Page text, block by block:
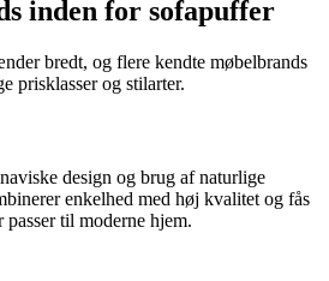
inden for sofapuffer
bredt, og flere kendte møbelbrands
prisklasser og stilarter.
design og brug af naturlige
enkelhed med høj kvalitet og fås
til moderne hjem.